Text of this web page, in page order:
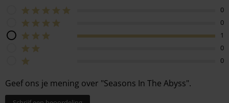
0
0
1
0
0
Geef ons je mening over "Seasons In The Abyss".